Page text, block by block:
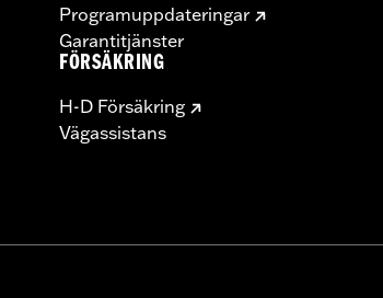
Programuppdateringar
Garantitjänster
FÖRSÄKRING
H-D Försäkring
Vägassistans